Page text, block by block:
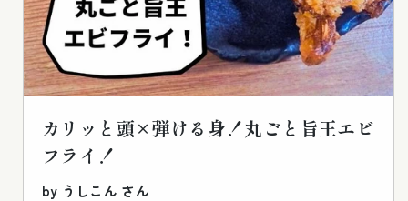
カリッと頭×弾ける身！丸ごと旨王エビ
フライ！
by うしこん さん